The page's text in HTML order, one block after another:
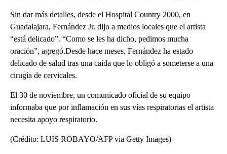
Sin dar más detalles, desde el Hospital Country 2000, en
Guadalajara, Fernández Jr. dijo a medios locales que el artista
“está delicado”. “Como se les ha dicho, pedimos mucha
oración”, agregó.Desde hace meses, Fernández ha estado
delicado de salud tras una caída que lo obligó a someterse a una
cirugía de cervicales.
El 30 de noviembre, un comunicado oficial de su equipo
informaba que por inflamación en sus vías respiratorias el artista
necesita apoyo respiratorio.
(Crédito: LUIS ROBAYO/AFP via Getty Images)